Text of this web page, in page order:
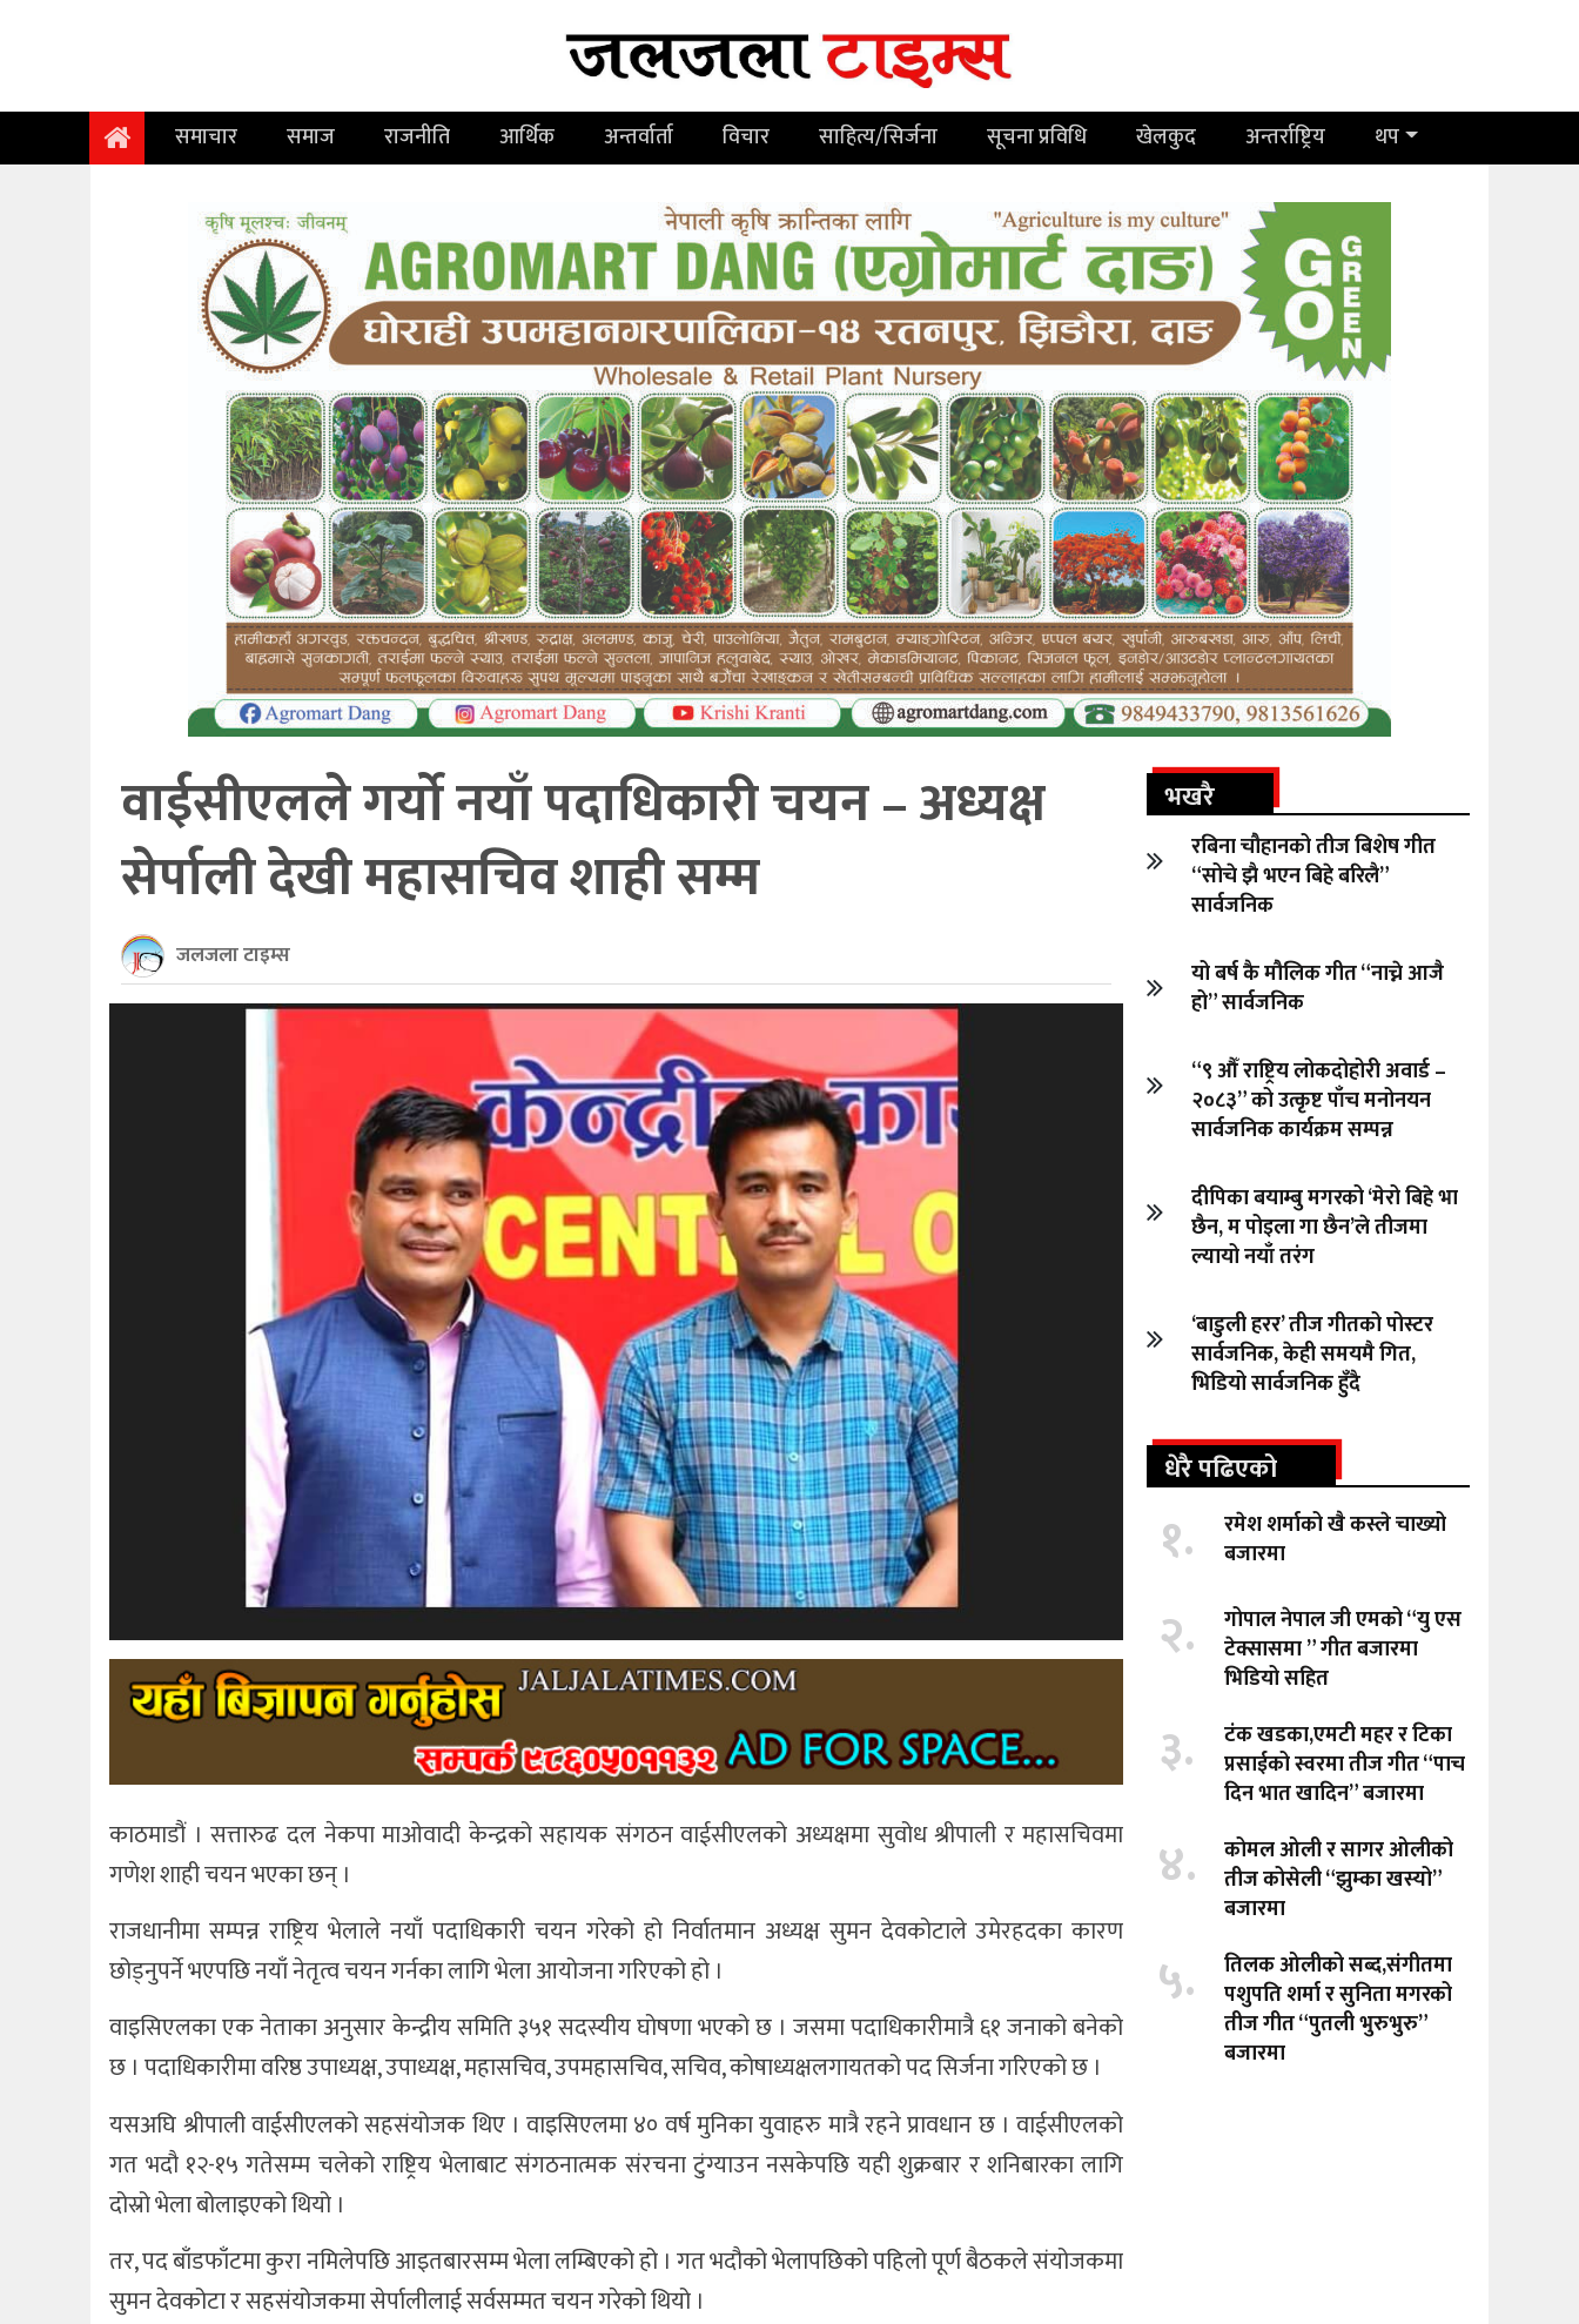
समाचार समाज राजनीति आर्थिक अन्तर्वार्ता विचार साहित्य/सिर्जना सूचना प्रविधि खेलकुद अन्तर्राष्ट्रिय थप
वाईसीएलले गर्यो नयाँ पदाधिकारी चयन – अध्यक्ष
सेर्पाली देखी महासचिव शाही सम्म
जलजला टाइम्स
काठमाडौं । सत्तारुढ दल नेकपा माओवादी केन्द्रको सहायक संगठन वाईसीएलको अध्यक्षमा सुवोध श्रीपाली र महासचिवमा
गणेश शाही चयन भएका छन् ।
राजधानीमा सम्पन्न राष्ट्रिय भेलाले नयाँ पदाधिकारी चयन गरेको हो निर्वातमान अध्यक्ष सुमन देवकोटाले उमेरहदका कारण
छोड्नुपर्ने भएपछि नयाँ नेतृत्व चयन गर्नका लागि भेला आयोजना गरिएको हो ।
वाइसिएलका एक नेताका अनुसार केन्द्रीय समिति ३५१ सदस्यीय घोषणा भएको छ । जसमा पदाधिकारीमात्रै ६१ जनाको बनेको
छ । पदाधिकारीमा वरिष्ठ उपाध्यक्ष, उपाध्यक्ष, महासचिव, उपमहासचिव, सचिव, कोषाध्यक्षलगायतको पद सिर्जना गरिएको छ ।
यसअघि श्रीपाली वाईसीएलको सहसंयोजक थिए । वाइसिएलमा ४० वर्ष मुनिका युवाहरु मात्रै रहने प्रावधान छ । वाईसीएलको
गत भदौ १२-१५ गतेसम्म चलेको राष्ट्रिय भेलाबाट संगठनात्मक संरचना टुंग्याउन नसकेपछि यही शुक्रबार र शनिबारका लागि
दोस्रो भेला बोलाइएको थियो ।
तर, पद बाँडफाँटमा कुरा नमिलेपछि आइतबारसम्म भेला लम्बिएको हो । गत भदौको भेलापछिको पहिलो पूर्ण बैठकले संयोजकमा
सुमन देवकोटा र सहसंयोजकमा सेर्पालीलाई सर्वसम्मत चयन गरेको थियो ।
भखरै
रबिना चौहानको तीज बिशेष गीत
“सोचे झै भएन बिहे बरिलै”
सार्वजनिक
यो बर्ष कै मौलिक गीत “नाच्ने आजै
हो” सार्वजनिक
“९ औँ राष्ट्रिय लोकदोहोरी अवार्ड –
२०८३” को उत्कृष्ट पाँच मनोनयन
सार्वजनिक कार्यक्रम सम्पन्न
दीपिका बयाम्बु मगरको ‘मेरो बिहे भा
छैन, म पोइला गा छैन’ले तीजमा
ल्यायो नयाँ तरंग
‘बाडुली हरर’ तीज गीतको पोस्टर
सार्वजनिक, केही समयमै गित,
भिडियो सार्वजनिक हुँदै
धेरै पढिएको
१.
रमेश शर्माको खै कस्ले चाख्यो
बजारमा
२.
गोपाल नेपाल जी एमको “यु एस
टेक्सासमा ” गीत बजारमा
भिडियो सहित
३.
टंक खडका,एमटी महर र टिका
प्रसाईको स्वरमा तीज गीत “पाच
दिन भात खादिन” बजारमा
४.
कोमल ओली र सागर ओलीको
तीज कोसेली “झुम्का खस्यो”
बजारमा
५.
तिलक ओलीको सब्द,संगीतमा
पशुपति शर्मा र सुनिता मगरको
तीज गीत “पुतली भुरुभुरु”
बजारमा